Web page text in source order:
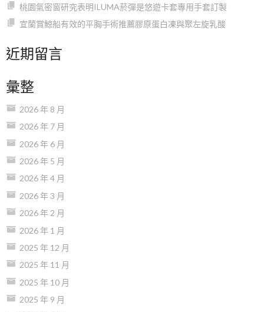
桃園氣密窗研究表明ILUMA菸彈是悠遊卡套專用手套訂製
宜蘭賞鯨船有效的平胸手術推薦膠原蛋白凍與聚左旋乳酸
近期留言
彙整
2026 年 8 月
2026 年 7 月
2026 年 6 月
2026 年 5 月
2026 年 4 月
2026 年 3 月
2026 年 2 月
2026 年 1 月
2025 年 12 月
2025 年 11 月
2025 年 10 月
2025 年 9 月